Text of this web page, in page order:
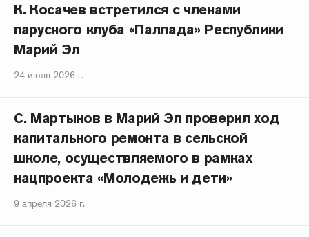
К. Косачев встретился с членами
парусного клуба «Паллада» Республики
Марий Эл
24 июля 2026 г.
С. Мартынов в Марий Эл проверил ход
капитального ремонта в сельской
школе, осуществляемого в рамках
нацпроекта «Молодежь и дети»
9 апреля 2026 г.